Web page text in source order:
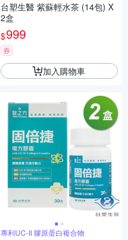
台塑生醫 紫蘇輕水茶 (14包) X
2盒
$999
券
加入購物車
專利UC-II 膠原蛋白複合物